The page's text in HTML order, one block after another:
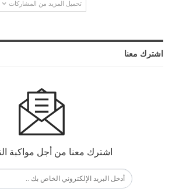
تحميل المزيد من المشاركات
اشترك معنا
اشترك معنا من أجل مواكبة